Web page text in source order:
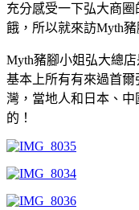
充分感受一下弘大商
餓，所以就來訪Myth
Myth豬腳小姐弘大總
基本上所有有來過首
灣，當地人和日本、
的！